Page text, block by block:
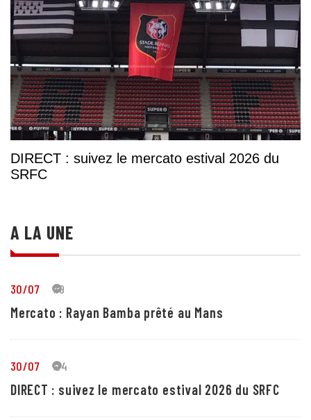
DIRECT : suivez le mercato estival 2026 du
SRFC
A LA UNE
30/07 19
Mercato : Rayan Bamba prêté au Mans
30/07 24
DIRECT : suivez le mercato estival 2026 du SRFC